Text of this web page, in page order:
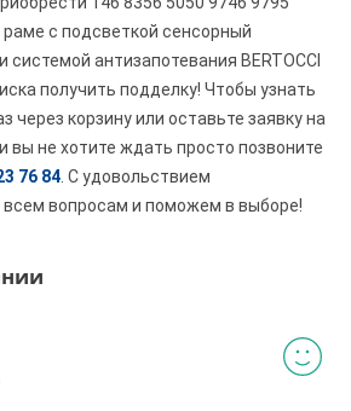
с подсветкой сенсорный
антизапотевания BERTOCCI
получить подделку! Чтобы узнать
через корзину или оставьте заявку на
вы не хотите ждать просто позвоните
76 84 . С удовольствием
всем вопросам и поможем в выборе!